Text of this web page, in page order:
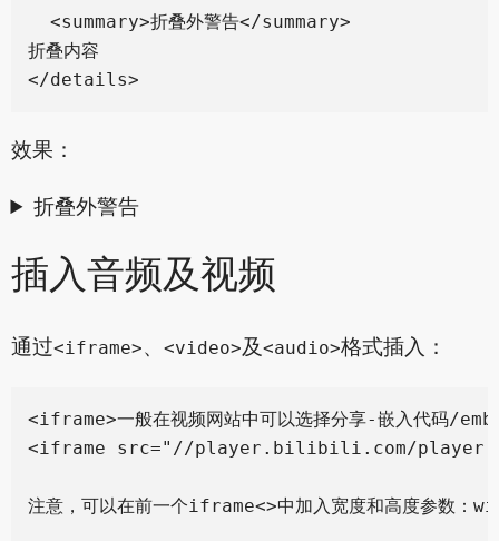
  <summary>折叠外警告</summary>
折叠内容
效果：
折叠外警告
插入音频及视频
通过<iframe>、 <video>及<audio>格式插入：
<iframe>一般在视频网站中可以选择分享-嵌入代码/
<iframe src="//player.bilibili.com/
注意，可以在前一个iframe<>中加入宽度和高度参数